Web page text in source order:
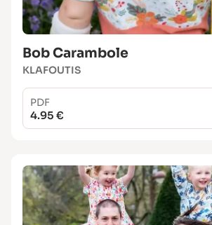
Bob Carambole
KLAFOUTIS
PDF
4.95 €